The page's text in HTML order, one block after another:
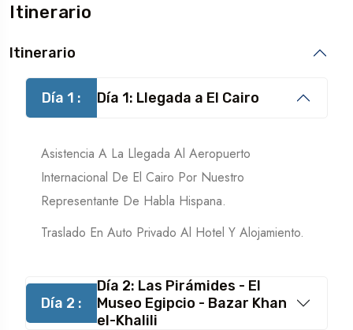
Itinerario
Itinerario
Día 1 : Día 1: Llegada a El Cairo
Asistencia A La Llegada Al Aeropuerto
Internacional De El Cairo Por Nuestro
Representante De Habla Hispana.
Traslado En Auto Privado Al Hotel Y Alojamiento.
Día 2 :
Día 2: Las Pirámides - El
Museo Egipcio - Bazar Khan
el-Khalili